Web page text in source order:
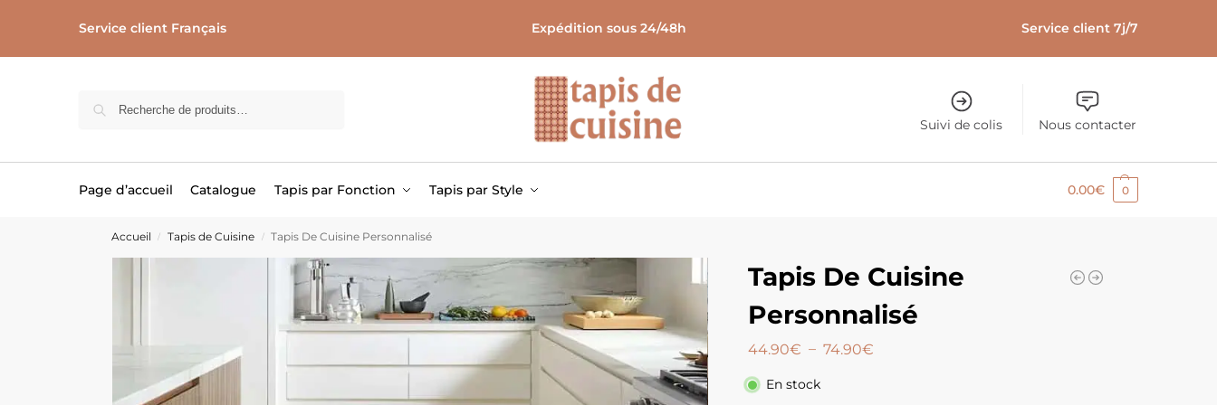
Service client Français Expédition sous 24/48h Service client 7j/7
Suivi de colis Nous contacter
Page d’accueil Catalogue Tapis par Fonction Tapis par Style 0.00€ 0
Accueil / Tapis de Cuisine / Tapis De Cuisine Personnalisé
Tapis De Cuisine
Personnalisé
44.90€ – 74.90€
En stock